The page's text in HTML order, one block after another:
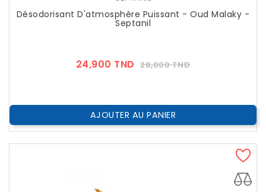
Désodorisant D'atmosphère Puissant - Oud Malaky -
Septanil
24,900 TND Prix
28,000 TNDPrix
AJOUTER AU PANIER